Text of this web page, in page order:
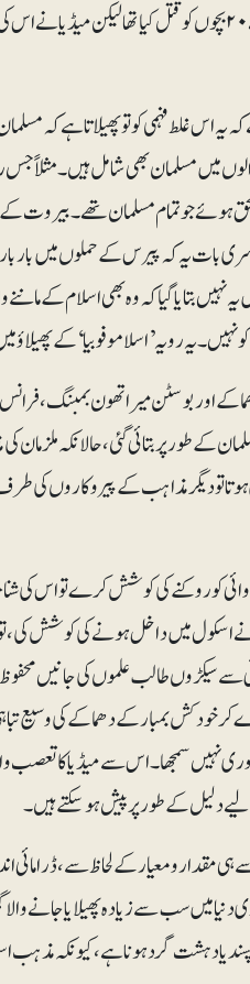
نیو ٹاؤن میں حملہ آور سفید فام کیتھولک عیسائی تھا اور اس نے ۲۰
اس غلط فہمی کو تو پھیلا تا ہے کہ
والوں میں مسلمان بھی شامل ہیں۔
بم دھماکے میں ۴۳؍ افراد جاں بحق ہوئے جو تمام
یہ کہ پیرس کے حملوں میں بار بار
بتایا گیا کہ وہ بھی اسلام کے
نہیں۔ یہ رویہ’ اسلاموفوبیا ‘کے پھیلاؤ
اور بوسٹن میراتھون بمبنگ، فرانس
کے طور پر بتائی گئی ،حالانکہ ملزمان
ہوتا تو دیگر مذاہب کے پیروکاروں
اسکول میں داخل ہونے کی کوشش
سے سیکڑوں طالب علموں کی جانیں
خود کش بمبار کے دھماکے کی وسیع
نہیں سمجھا۔ اس سے میڈیا کا
دلیل کے طورپر پیش ہو سکتے ہیں۔
مقدارو معیار کےلحاظ سے، ڈرامائی
سب سے زیادہ پھیلایاجانے والا
دہشت گرد ہونا ہے، کیونکہ مذہب